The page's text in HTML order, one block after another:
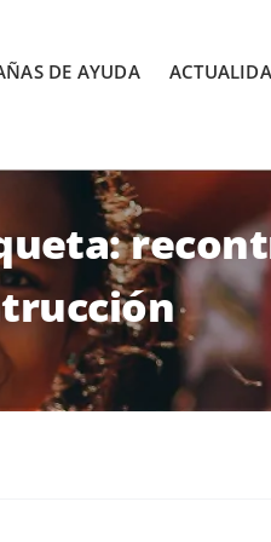
DE AYUDA